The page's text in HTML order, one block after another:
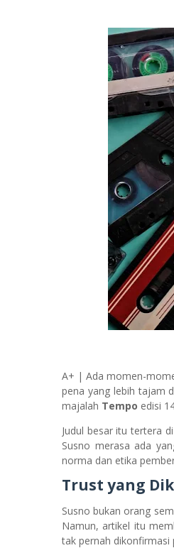
A+ | Ada momen-
pena yang lebih tajam
majalah Tempo edisi
Judul besar itu tertera
Susno merasa ada
norma dan etika
Trust yang
Susno bukan orang
Namun, artikel itu
tak pernah dikonfirmasi